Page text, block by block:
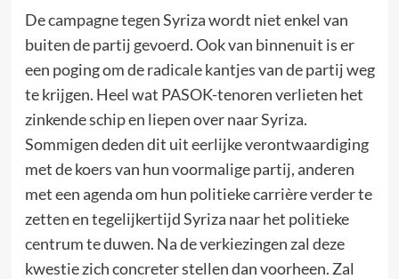
De campagne tegen Syriza wordt niet enkel van
buiten de partij gevoerd. Ook van binnenuit is er
een poging om de radicale kantjes van de partij weg
te krijgen. Heel wat PASOK-tenoren verlieten het
zinkende schip en liepen over naar Syriza.
Sommigen deden dit uit eerlijke verontwaardiging
met de koers van hun voormalige partij, anderen
met een agenda om hun politieke carrière verder te
zetten en tegelijkertijd Syriza naar het politieke
centrum te duwen. Na de verkiezingen zal deze
kwestie zich concreter stellen dan voorheen. Zal